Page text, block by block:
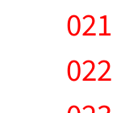
021
022